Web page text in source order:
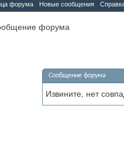
форума Новые сообщения
форума
Сообщение форума
Извините, нет